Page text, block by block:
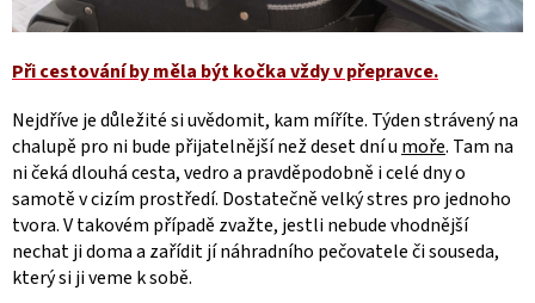
Při cestování by měla být kočka vždy v přepravce.
Nejdříve je důležité si uvědomit, kam míříte. Týden strávený na
chalupě pro ni bude přijatelnější než deset dní u moře. Tam na
ni čeká dlouhá cesta, vedro a pravděpodobně i celé dny o
samotě v cizím prostředí. Dostatečně velký stres pro jednoho
tvora. V takovém případě zvažte, jestli nebude vhodnější
nechat ji doma a zařídit jí náhradního pečovatele či souseda,
který si ji veme k sobě.